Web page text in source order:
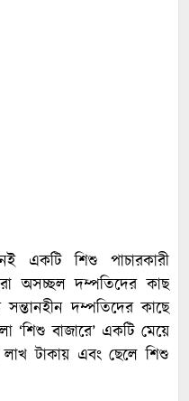
একটি শিশু পাচারকারী
অসচ্ছল দম্পতিদের কাছ
দম্পতিদের কাছে
‘শিশু বাজারে’ একটি মেয়ে
টাকায় এবং ছেলে শিশু